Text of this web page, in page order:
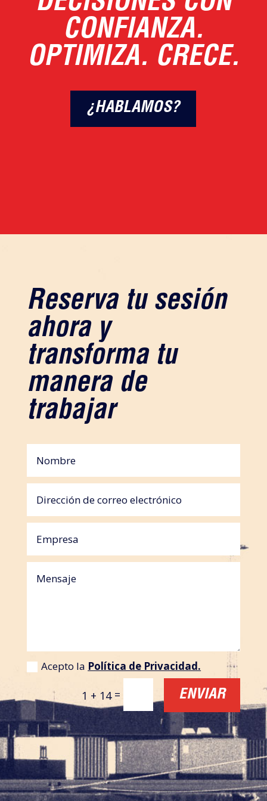
CONFIANZA.
OPTIMIZA. CRECE.
¿HABLAMOS?
Reserva tu sesión
ahora y
transforma tu
manera de
trabajar
Acepto la Política de Privacidad.
1 + 14= ENVIAR